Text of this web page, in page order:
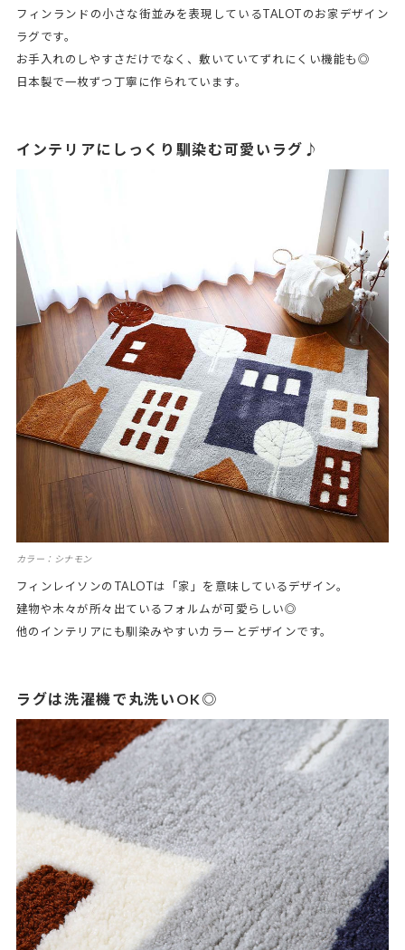
フィンランドの小さな街並みを表現しているTALOTのお家デザイン
ラグです。
お手入れのしやすさだけでなく、敷いていてずれにくい機能も◎
日本製で一枚ずつ丁寧に作られています。
インテリアにしっくり馴染む可愛いラグ♪
カラー：シナモン
フィンレイソンのTALOTは「家」を意味しているデザイン。
建物や木々が所々出ているフォルムが可愛らしい◎
他のインテリアにも馴染みやすいカラーとデザインです。
ラグは洗濯機で丸洗いOK◎